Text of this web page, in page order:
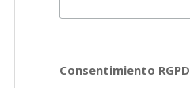
Consentimiento RGPD